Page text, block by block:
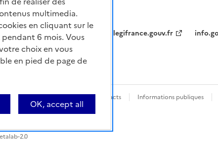
legifrance.gouv.fr
Questions fréquentes / Contacts Informations publiques
2.0
multimedia.
en cliquant sur le
6 mois. Vous
choix en vous
en pied de page de
OK, accept all